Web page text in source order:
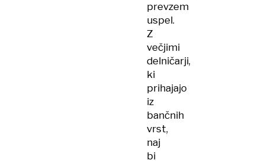
prevzem
uspel.
Z
večjimi
delničarji,
ki
prihajajo
iz
bančnih
vrst,
naj
bi